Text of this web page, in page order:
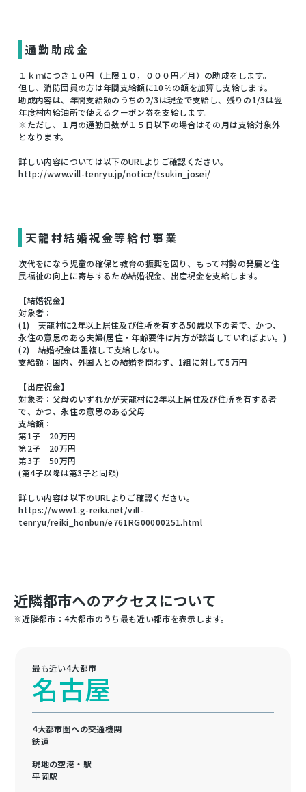
通勤助成金
１ｋｍにつき１０円（上限１０，０００円／月）の助成をします。
但し、消防団員の方は年間支給額に10％の額を加算し支給します。
助成内容は、年間支給額のうちの2/3は現金で支給し、残りの1/3は翌
年度村内給油所で使えるクーポン券を支給します。
※ただし、１月の通勤日数が１５日以下の場合はその月は支給対象外
となります。
詳しい内容については以下のURLよりご確認ください。
http://www.vill-tenryu.jp/notice/tsukin_josei/
天龍村結婚祝金等給付事業
次代をになう児童の確保と教育の振興を図り、もって村勢の発展と住
民福祉の向上に寄与するため結婚祝金、出産祝金を支給します。
【結婚祝金】
対象者：
(1) 天龍村に2年以上居住及び住所を有する50歳以下の者で、かつ、
永住の意思のある夫婦(居住・年齢要件は片方が該当していればよい。)
(2) 結婚祝金は重複して支給しない。
支給額：国内、外国人との結婚を問わず、1組に対して5万円
【出産祝金】
対象者：父母のいずれかが天龍村に2年以上居住及び住所を有する者
で、かつ、永住の意思のある父母
支給額：
第1子 20万円
第2子 20万円
第3子 50万円
(第4子以降は第3子と同額)
詳しい内容は以下のURLよりご確認ください。
https://www1.g-reiki.net/vill-
tenryu/reiki_honbun/e761RG00000251.html
近隣都市へのアクセスについて
※近隣都市：4大都市のうち最も近い都市を表示します。
最も近い4大都市
名古屋
4大都市圏への交通機関
鉄道
現地の空港・駅
平岡駅